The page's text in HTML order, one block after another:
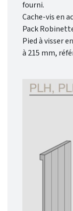
fourni.
Cache-vis en
Pack
Pied à visser
à 215 mm,